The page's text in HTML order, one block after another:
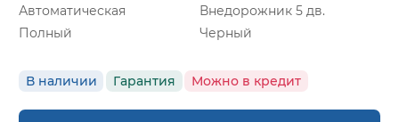
Автоматическая
Внедорожник 5 дв.
Полный
Черный
В наличии Гарантия Можно в кредит